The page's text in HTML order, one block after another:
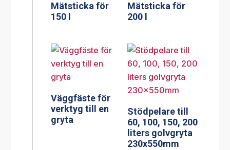
Mätsticka för
150 l
Mätsticka för
200 l
Väggfäste för
verktyg till en
gryta
Stödpelare till
60, 100, 150, 200
liters golvgryta
230x550mm